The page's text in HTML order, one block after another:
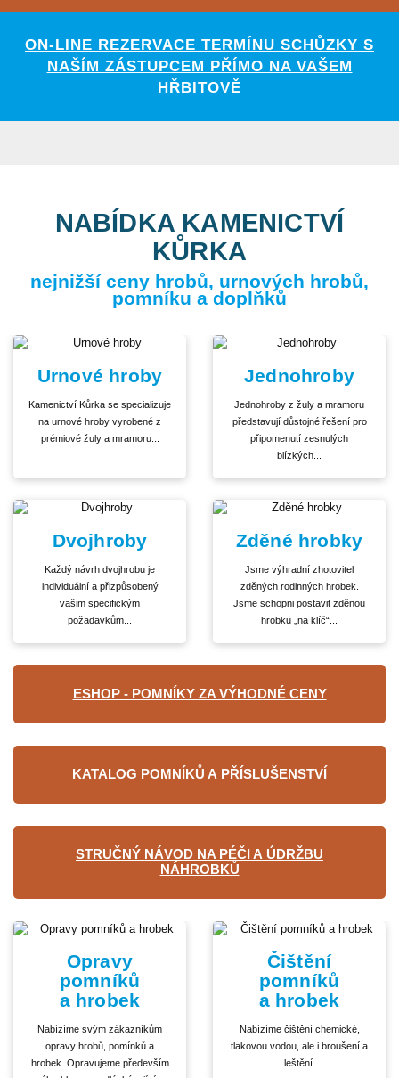
ON-LINE REZERVACE TERMÍNU SCHŮZKY S
NAŠÍM ZÁSTUPCEM PŘÍMO NA VAŠEM
HŘBITOVĚ
NABÍDKA KAMENICTVÍ
KŮRKA
nejnižší ceny hrobů, urnových hrobů,
pomníku a doplňků
Urnové hroby
Kamenictví Kůrka se specializuje
na urnové hroby vyrobené z
prémiové žuly a mramoru...
Jednohroby
Jednohroby z žuly a mramoru
představují důstojné řešení pro
připomenutí zesnulých
blízkých...
Dvojhroby
Každý návrh dvojhrobu je
individuální a přizpůsobený
vašim specifickým
požadavkům...
Zděné hrobky
Jsme výhradní zhotovitel
zděných rodinných hrobek.
Jsme schopni postavit zděnou
hrobku „na klíč“...
ESHOP - POMNÍKY ZA VÝHODNÉ CENY
KATALOG POMNÍKŮ A PŘÍSLUŠENSTVÍ
STRUČNÝ NÁVOD NA PÉČI A ÚDRŽBU
NÁHROBKŮ
Opravy
pomníků
a hrobek
Nabízíme svým zákazníkům
opravy hrobů, pomínků a
hrobek. Opravujeme především
Čištění
pomníků
a hrobek
Nabízíme čištění chemické,
tlakovou vodou, ale i broušení a
leštění.